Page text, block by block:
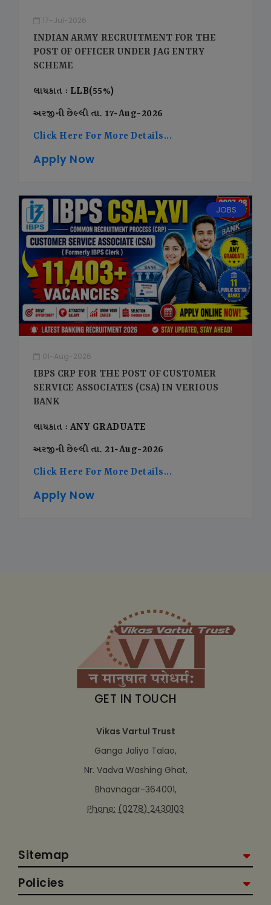
17-Jul-2026
INDIAN ARMY RECRUITMENT FOR THE
POST OF OFFICER UNDER JAG ENTRY
SCHEME
લાયકાત : LLB(55%)
અરજીની છેલ્લી તા. 17-Aug-2026
Click Here For More Details...
Apply Now
JOBS
01-Aug-2026
IBPS CRP FOR THE POST OF CUSTOMER
SERVICE ASSOCIATES (CSA) IN VERIOUS
BANK
લાયકાત : ANY GRADUATE
અરજીની છેલ્લી તા. 21-Aug-2026
Click Here For More Details...
Apply Now
GET IN TOUCH
Vikas Vartul Trust
Ganga Jaliya Talao,
Nr. Vadva Washing Ghat,
Bhavnagar-364001,
Phone: (0278) 2430103
Sitemap
Policies